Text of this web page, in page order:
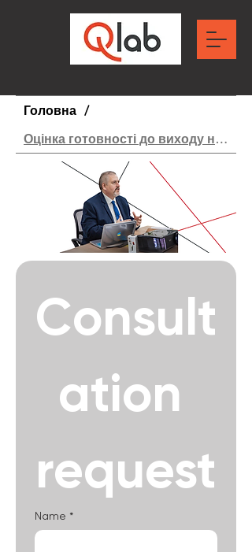
Головна /
Оцінка готовності до виходу на ринок
Consult
ation
request
Name *